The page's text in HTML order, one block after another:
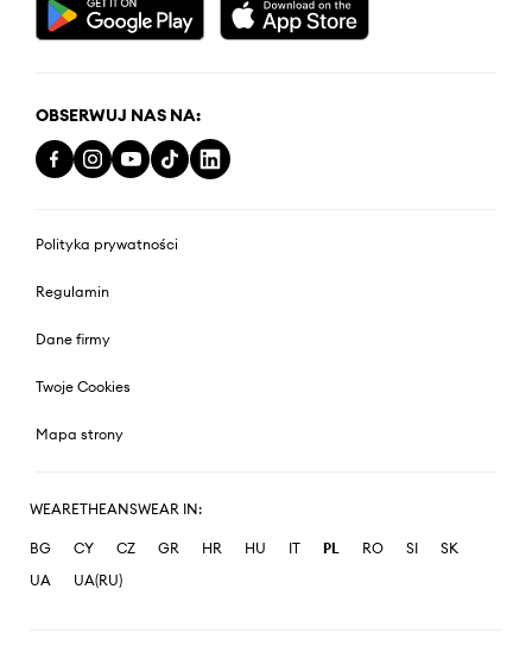
OBSERWUJ NAS NA:
Polityka prywatności
Regulamin
Dane firmy
Twoje Cookies
Mapa strony
WEARETHEANSWEAR IN:
BG CY CZ GR HR HU IT PL RO SI
SK
UA
UA(RU)